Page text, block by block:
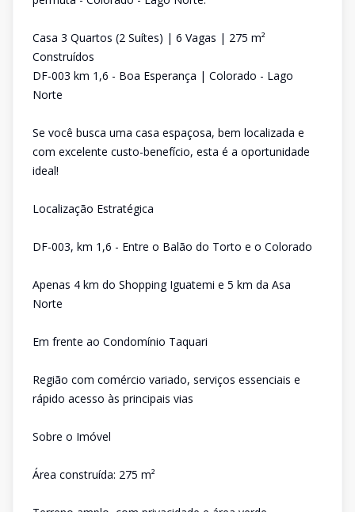
Casa 3 Quartos (2 Suítes) | 6 Vagas | 275 m²
Construídos
DF-003 km 1,6 - Boa Esperança | Colorado - Lago
Norte
Se você busca uma casa espaçosa, bem localizada e
com excelente custo-benefício, esta é a oportunidade
ideal!
Localização Estratégica
DF-003, km 1,6 - Entre o Balão do Torto e o Colorado
Apenas 4 km do Shopping Iguatemi e 5 km da Asa
Norte
Em frente ao Condomínio Taquari
Região com comércio variado, serviços essenciais e
rápido acesso às principais vias
Sobre o Imóvel
Área construída: 275 m²